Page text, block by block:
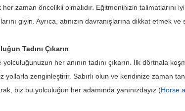
her zaman öncelikli olmalıdır. Eğitmeninizin
giyin. Ayrıca, atınızın davranışlarına dikkat etmek
Tadını Çıkarın
yolculuğunuzun her anının tadını çıkarın. İlk dörtnala
yollarla zenginleştirir. Sabırlı olun ve kendinize zaman
biz bu yolculuğun her adamında yanınızdayız (Horse